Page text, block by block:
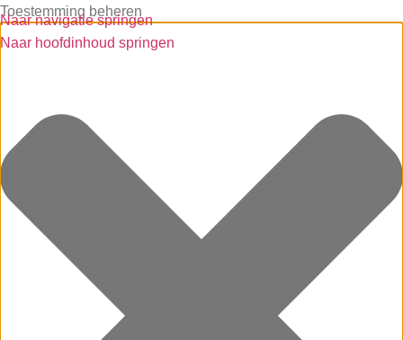
Toestemming beheren
Naar navigatie springen
Naar hoofdinhoud springen